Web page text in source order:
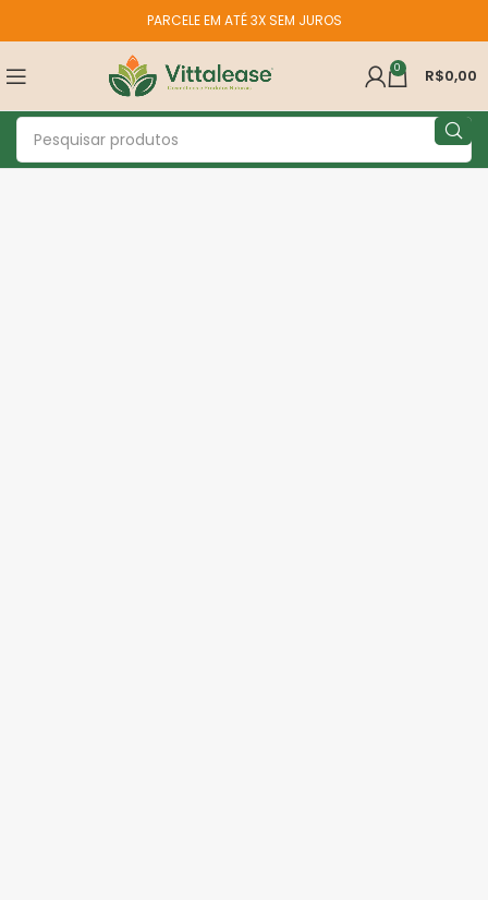
PARCELE EM ATÉ 3X SEM JUROS
0 R$0,00